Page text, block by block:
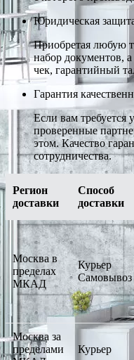
Юридическая
Приобретая любую
набор документов,
чек, гарантийный
Гарантия
Если вам требуется
проверенные
этом. Качество
сотрудничества.
Регион
доставки
Способ
доставки
Москва в
пределах
МКАД
Курьер
Самовывоз
Москва за
пределами
Курьер